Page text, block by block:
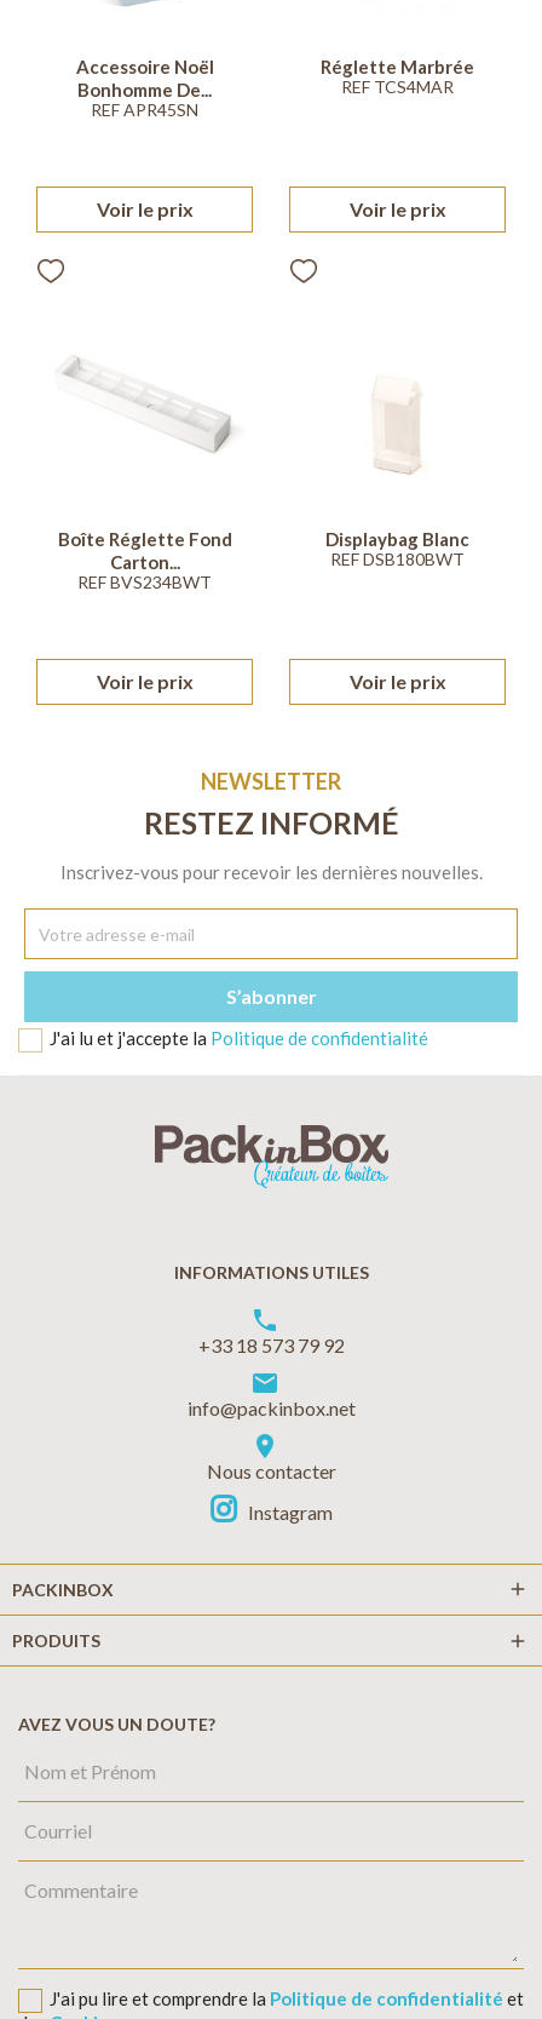
Accessoire Noël
Bonhomme De...
REF APR45SN
Voir le prix
Réglette Marbrée
REF TCS4MAR
Voir le prix
Boîte Réglette Fond
Carton...
REF BVS234BWT
Voir le prix
Displaybag Blanc
REF DSB180BWT
Voir le prix
NEWSLETTER
RESTEZ INFORMÉ
Inscrivez-vous pour recevoir les dernières nouvelles.
J'ai lu et j'accepte la Politique de confidentialité
INFORMATIONS UTILES
phone
+33 18 573 79 92
markunread
info@packinbox.net
location_on
Nous contacter
Instagram
PACKINBOX add
PRODUITS add
AVEZ VOUS UN DOUTE?
J'ai pu lire et comprendre la Politique de confidentialité et